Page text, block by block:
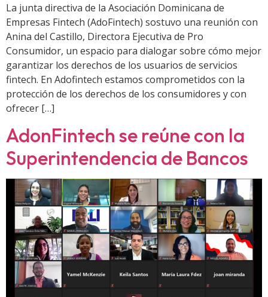
La junta directiva de la Asociación Dominicana de
Empresas Fintech (AdoFintech) sostuvo una reunión con
Anina del Castillo, Directora Ejecutiva de Pro
Consumidor, un espacio para dialogar sobre cómo mejor
garantizar los derechos de los usuarios de servicios
fintech. En Adofintech estamos comprometidos con la
protección de los derechos de los consumidores y con
ofrecer […]
AdonFintech se reúne con la
Superintendencia de Bancos